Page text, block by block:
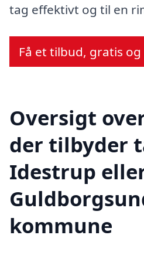
tag effektivt og til en
Få et tilbud, gratis
Oversigt
der tilbyder
Idestrup
kommune